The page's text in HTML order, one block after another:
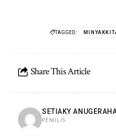
TAGGED:
Share This Article
SETIAKY
PENULIS